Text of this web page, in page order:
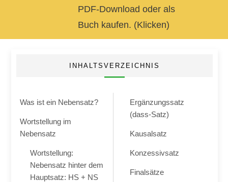
PDF-Download oder als
Buch kaufen. (Klicken)
INHALTSVERZEICHNIS
Was ist ein Nebensatz?
Wortstellung im
Nebensatz
Wortstellung:
Nebensatz hinter dem
Hauptsatz: HS + NS
Ergänzungssatz
(dass-Satz)
Kausalsatz
Konzessivsatz
Finalsätze